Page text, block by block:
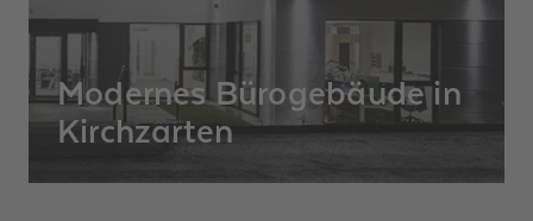
Modernes Bürogebäude in
Kirchzarten